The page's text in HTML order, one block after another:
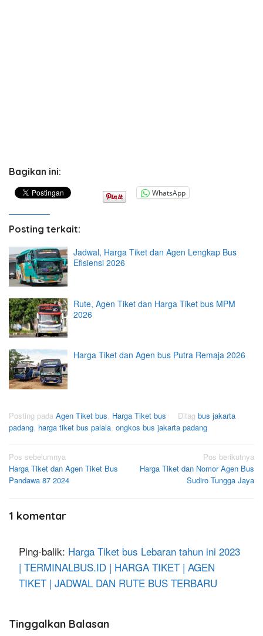
Bagikan ini:
WhatsApp
Posting terkait:
Jadwal, Harga Tiket dan Agen Lengkap Bus
Efisiensi 2026
Rute, Agen Tiket dan Harga Tiket bus MPM
2026
Harga Tiket dan Agen bus Putra Remaja 2026
Posting pada Agen Tiket bus Harga Tiket bus Ditag bus jakarta
padang harga tiket bus palala ongkos bus jakarta padang
Navigasi
pos
Pos sebelumnya
Harga Tiket dan Agen Tiket Bus
Pandawa 87 2024
Pos berikutnya
Harga Tiket dan Nomor Agen Bus
Sudiro Tungga Jaya
1 komentar
Ping-balik: Harga Tiket bus Lebaran tahun ini 2023
| TERMINALBUS.ID | HARGA TIKET | AGEN
TIKET | JADWAL DAN RUTE BUS TERBARU
Tinggalkan Balasan